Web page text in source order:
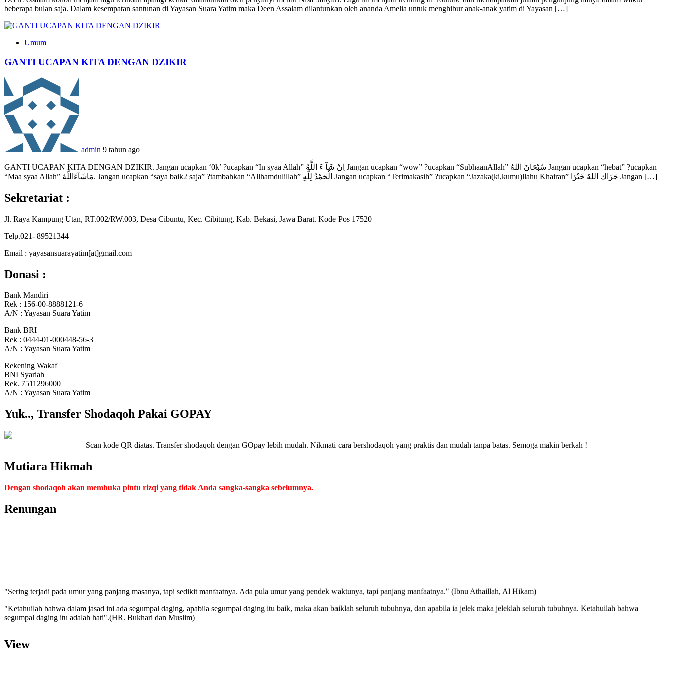
beberapa bulan saja. Dalam kesempatan santunan di Yayasan Suara Yatim maka Deen Assalam dilantunkan oleh ananda Amelia untuk menghibur anak-anak yatim di Yayasan […]
Umum
GANTI UCAPAN KITA DENGAN DZIKIR
admin 9 tahun ago
GANTI UCAPAN KITA DENGAN DZIKIR. Jangan ucapkan ‘0k’ ?ucapkan “In syaa Allah” اِنْ شَآ ءَ اللَّهُ Jangan ucapkan “wow” ?ucapkan “SubhaanAllah” سُبْحَانَ اللهُ Jangan ucapkan “hebat” ?ucapkan
“Maa syaa Allah” مَاشَآءَاللّهُ. Jangan ucapkan “saya baik2 saja” ?tambahkan “Allhamdulillah” الْحَمْدُ لِلَّهِ Jangan ucapkan “Terimakasih” ?ucapkan “Jazaka(ki,kumu)llahu Khairan” جَزَاك اللهُ خَيْرًا Jangan […]
Sekretariat :
Jl. Raya Kampung Utan, RT.002/RW.003, Desa Cibuntu, Kec. Cibitung, Kab. Bekasi, Jawa Barat. Kode Pos 17520
Telp.021- 89521344
Email : yayasansuarayatim[at]gmail.com
Donasi :
Bank Mandiri
Rek : 156-00-8888121-6
A/N : Yayasan Suara Yatim
Bank BRI
Rek : 0444-01-000448-56-3
A/N : Yayasan Suara Yatim
Rekening Wakaf
BNI Syariah
Rek. 7511296000
A/N : Yayasan Suara Yatim
Yuk.., Transfer Shodaqoh Pakai GOPAY
Scan kode QR diatas. Transfer shodaqoh dengan GOpay lebih mudah. Nikmati cara bershodaqoh yang praktis dan mudah tanpa batas. Semoga makin berkah !
Mutiara Hikmah
Dengan shodaqoh akan membuka pintu rizqi yang tidak Anda sangka-sangka sebelumnya.
Renungan
"Sering terjadi pada umur yang panjang masanya, tapi sedikit manfaatnya. Ada pula umur yang pendek waktunya, tapi panjang manfaatnya." (Ibnu Athaillah, Al Hikam)
"Ketahuilah bahwa dalam jasad ini ada segumpal daging, apabila segumpal daging itu baik, maka akan baiklah seluruh tubuhnya, dan apabila ia jelek maka jeleklah seluruh tubuhnya. Ketahuilah bahwa
segumpal daging itu adalah hati".(HR. Bukhari dan Muslim)
''Sesungguhnya Allah SWT memiliki 100 rahmat kasih sayang. Sebanyak 99 Ia simpan untuk hamba-hamba-Nya nanti di akhirat, sedangkan satunya Ia turunkan kepada umat manusia. Dengan hanya satu
View